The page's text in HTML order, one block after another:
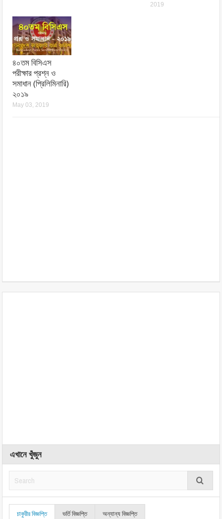
2019
৪০তম বিসিএস
পরীক্ষার প্রশ্ন ও
সমাধান (প্রিলিমিনারি)
২০১৯
May 03, 2019
এখানে খুঁজুন
চাকুরীর বিজ্ঞপ্তি ভর্তি বিজ্ঞপ্তি অন্যান্য বিজ্ঞপ্তি